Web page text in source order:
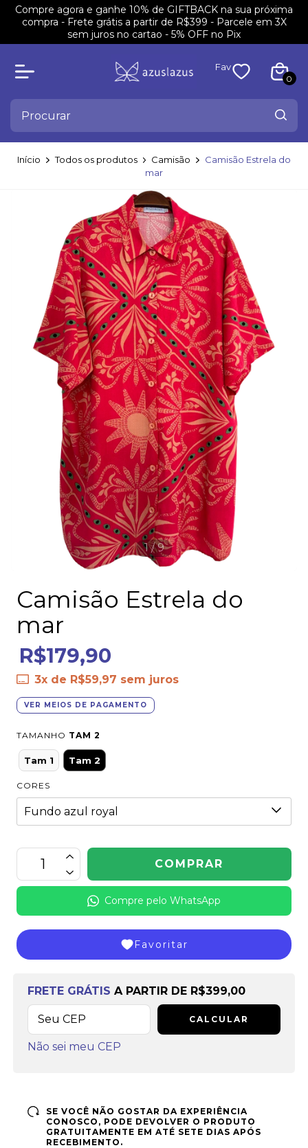
Compre agora e ganhe 10% de GIFTBACK na sua próxima
compra - Frete grátis a partir de R$399 - Parcele em 3X
sem juros no cartao - 5% OFF no Pix
Fav
0
Início Todos os produtos Camisão
Camisão Estrela do
mar
1/9
Camisão Estrela do
mar
R$179,90
3x de R$59,97 sem juros
VER MEIOS DE PAGAMENTO
TAMANHO TAM 2
Tam 1 Tam 2
CORES
Compre pelo WhatsApp
Favoritar
Frete grátisa partir deR$399,00
FRETE GRÁTIS A PARTIR DE R$399,00
CALCULAR
Não sei meu CEP
SE VOCÊ NÃO GOSTAR DA EXPERIÊNCIA
CONOSCO, PODE DEVOLVER O PRODUTO
GRATUITAMENTE EM ATÉ SETE DIAS APÓS
RECEBIMENTO.